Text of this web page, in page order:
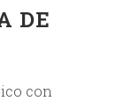
DE
con